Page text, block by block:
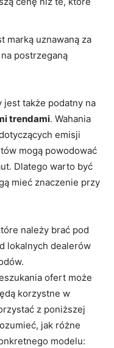
marką​ uznawaną za‍
postrzeganą
jest także podatny⁢ na
trendami. Wahania ​
emisji
mogą powodować
Dlatego warto być
mieć znaczenie‍ przy
należy‌ brać pod
lokalnych dealerów
ofert może
korzystne w
⁣z poniższej
‌jak różne
modelu: